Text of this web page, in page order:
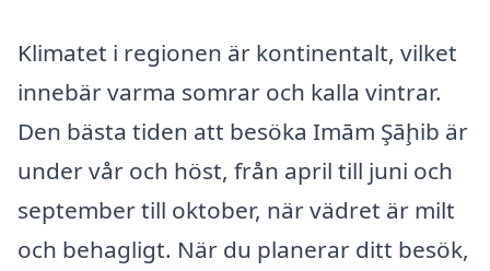
Klimatet i regionen är kontinentalt, vilket
innebär varma somrar och kalla vintrar.
Den bästa tiden att besöka Imām Şāḩib är
under vår och höst, från april till juni och
september till oktober, när vädret är milt
och behagligt. När du planerar ditt besök,